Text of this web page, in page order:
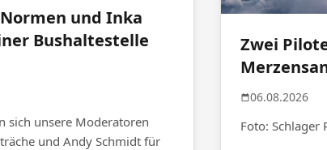
und Inka
Bushaltestelle
sich unsere Moderatoren
und Andy Schmidt für
Zwei
06.08.2026
Foto: Schlager